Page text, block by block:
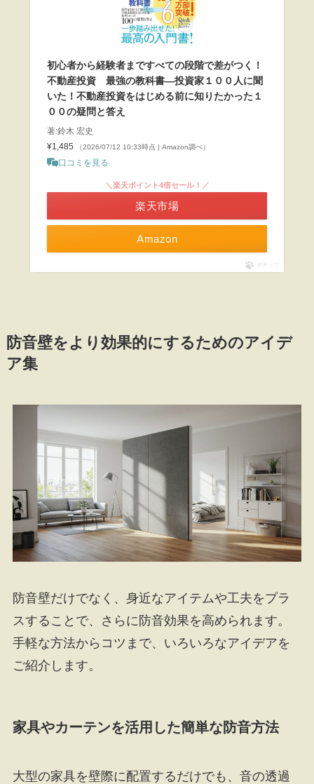
初心者から経験者まですべての段階で差がつく！
不動産投資 最強の教科書―投資家１００人に聞
いた！不動産投資をはじめる前に知りたかった１
００の疑問と答え
著:鈴木 宏史
¥1,485
（2026/07/12 10:33時点 | Amazon調べ）
口コミを見る
Amazon
＼楽天ポイント4倍セール！／
楽天市場
ポチップ
防音壁をより効果的にするためのアイデ
ア集
防音壁だけでなく、身近なアイテムや工夫をプラ
スすることで、さらに防音効果を高められます。
手軽な方法からコツまで、いろいろなアイデアを
ご紹介します。
家具やカーテンを活用した簡単な防音方法
大型の家具を壁際に配置するだけでも、音の透過